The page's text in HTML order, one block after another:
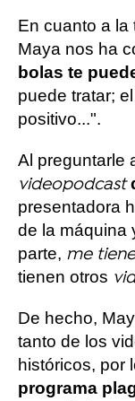
En cuanto a la
Maya nos ha
bolas te
puede tratar;
positivo...".
Al preguntarle
videopodcast
presentadora
de la máquina
parte, me
tienen otros
De hecho,
tanto de los
históricos, por
programa